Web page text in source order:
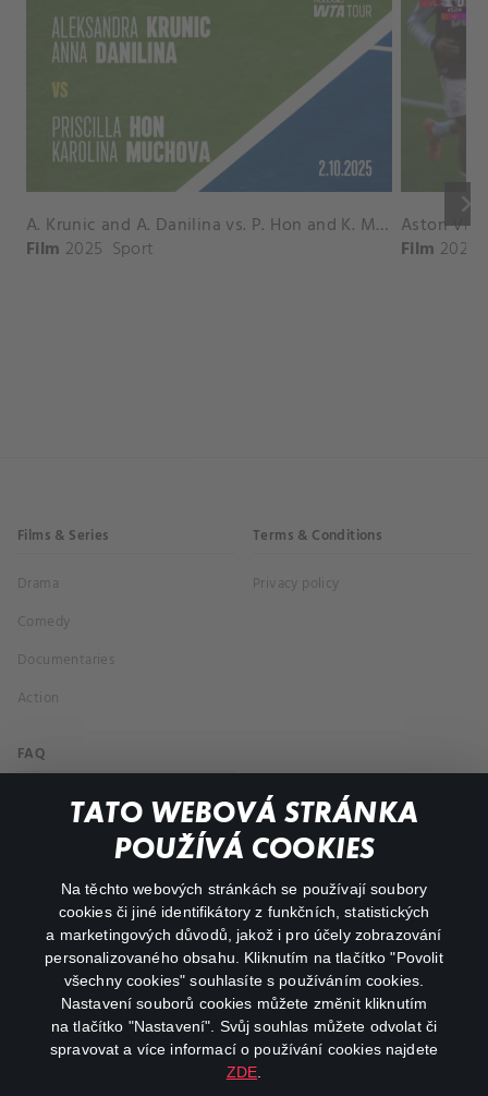
TATO WEBOVÁ STRÁNKA
POUŽÍVÁ COOKIES
Na těchto webových stránkách se používají soubory
cookies či jiné identifikátory z funkčních, statistických
a marketingových důvodů, jakož i pro účely zobrazování
personalizovaného obsahu. Kliknutím na tlačítko "Povolit
všechny cookies" souhlasíte s používáním cookies.
Nastavení souborů cookies můžete změnit kliknutím
na tlačítko "Nastavení". Svůj souhlas můžete odvolat či
spravovat a více informací o používání cookies najdete
ZDE
keyboard_arrow_right
A. Krunic and A. Danilina vs. P. Hon and K. Muchova Match Highlights - BEIJING_Capital Group Diamond ( October 02, 2025)
Film 2025 Sport Film 2026
Films & Series
Drama
Comedy
Documentaries
Action
Terms & Conditions
Privacy policy
FAQ
My profile
facebookinstagram
youtube